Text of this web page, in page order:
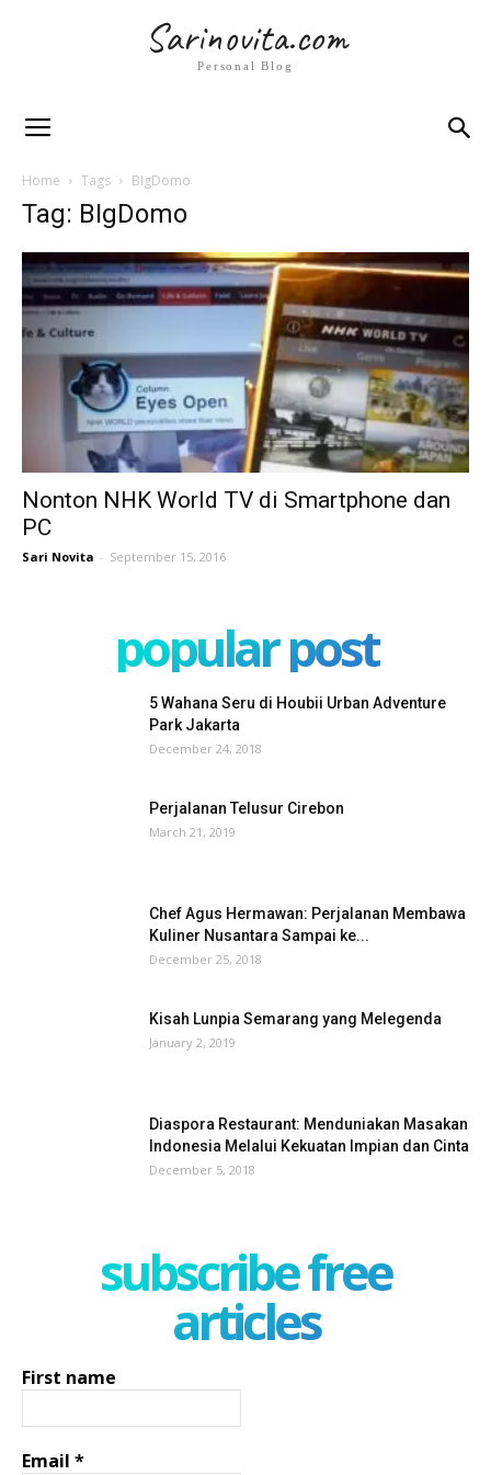
Sarinovita.com
Personal Blog
Home Tags BIgDomo
Tag: BIgDomo
Nonton NHK World TV di Smartphone dan
PC
Sari Novita - September 15, 2016
popular post
5 Wahana Seru di Houbii Urban Adventure
Park Jakarta
December 24, 2018
Perjalanan Telusur Cirebon
March 21, 2019
Chef Agus Hermawan: Perjalanan Membawa
Kuliner Nusantara Sampai ke...
December 25, 2018
Kisah Lunpia Semarang yang Melegenda
January 2, 2019
Diaspora Restaurant: Menduniakan Masakan
Indonesia Melalui Kekuatan Impian dan Cinta
December 5, 2018
subscribe free
articles
First name
Email *